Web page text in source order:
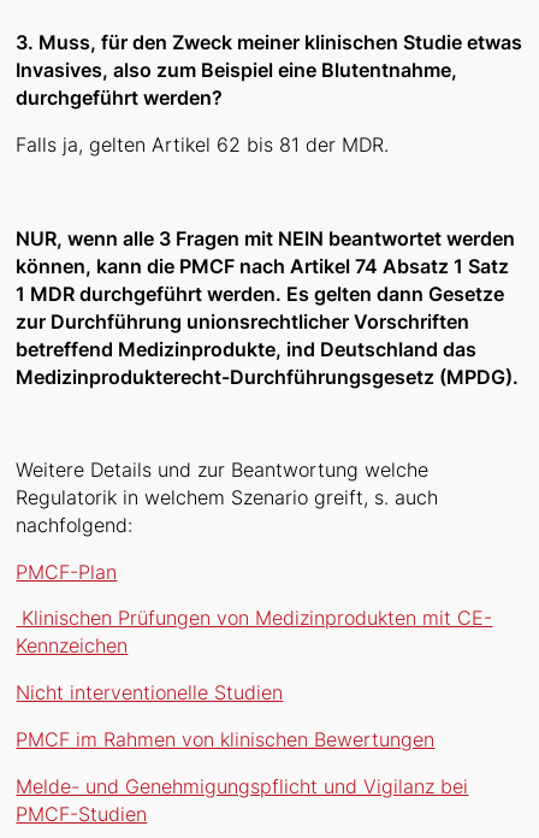
3. Muss, für den Zweck meiner klinischen Studie etwas
Invasives, also zum Beispiel eine Blutentnahme,
durchgeführt werden?
Falls ja, gelten Artikel 62 bis 81 der MDR.
NUR, wenn alle 3 Fragen mit NEIN beantwortet werden
können, kann die PMCF nach Artikel 74 Absatz 1 Satz
1 MDR durchgeführt werden. Es gelten dann Gesetze
zur Durchführung unionsrechtlicher Vorschriften
betreffend Medizinprodukte, ind Deutschland das
Medizinprodukterecht-Durchführungsgesetz (MPDG).
Weitere Details und zur Beantwortung welche
Regulatorik in welchem Szenario greift, s. auch
nachfolgend:
PMCF-Plan
Klinischen Prüfungen von Medizinprodukten mit CE-
Kennzeichen
Nicht interventionelle Studien
PMCF im Rahmen von klinischen Bewertungen
Melde- und Genehmigungspflicht und Vigilanz bei
PMCF-Studien